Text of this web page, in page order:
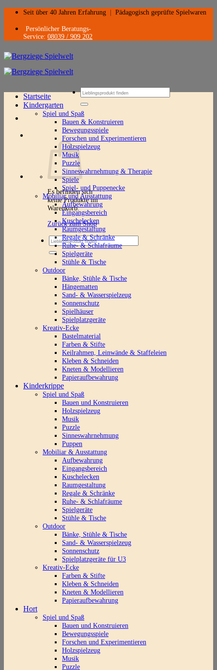
Zum
springen
Seit über 40 Jahren Erfahrung Pädagogisch geprüfte Spielwaren
Persönlicher Beratungs-
Service: 08039 / 909 202
Suchen
nach:
Es befinden sich
keine Produkte im
Warenkorb.
Zurück zum Shop
Suchen
nach:
Startseite
Kindergarten
Spiel und Spaß
Bauen & Konstruieren
Bewegungsspiele
Forschen und Experimentieren
Holzspielzeug
Musik
Puzzle
Sinneswahrnehmung & Therapie
Spiele
Spiel- und Puppenecke
Mobiliar und Ausstattung
Aufbewahrung
Eingangsbereich
Kuschelecken
Raumgestaltung
Regale & Schränke
Ruhe- & Schlafräume
Spielgeräte
Stühle & Tische
Outdoor
Bänke, Stühle & Tische
Hängematten
Sand- & Wasserspielzeug
Sonnenschutz
Spielhäuser
Spielplatzgeräte
Kreativ-Ecke
Bastelmaterial
Farben & Stifte
Keilrahmen, Leinwände & Staffeleien
Kleben & Schneiden
Kneten & Modellieren
Papieraufbewahrung
Kinderkrippe
Spiel und Spaß
Bauen und Konstruieren
Holzspielzeug
Musik
Puzzle
Sinneswahrnehmung
Puppen
Mobiliar & Ausstattung
Aufbewahrung
Eingangsbereich
Kuschelecken
Raumgestaltung
Regale & Schränke
Ruhe- & Schlafräume
Spielgeräte
Stühle & Tische
Outdoor
Bänke, Stühle & Tische
Sand- & Wasserspielzeug
Sonnenschutz
Spielplatzgeräte für U3
Kreativ-Ecke
Farben & Stifte
Kleben & Schneiden
Kneten & Modellieren
Papieraufbewahrung
Hort
Spiel und Spaß
Bauen und Konstruieren
Bewegungsspiele
Forschen und Experimentieren
Holzspielzeug
Musik
Puzzle